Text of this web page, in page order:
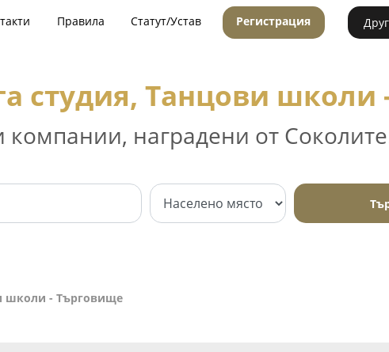
Правила Статут/Устав Регистрация
студия, Танцови школи
компании, наградени от
школи - Търговище